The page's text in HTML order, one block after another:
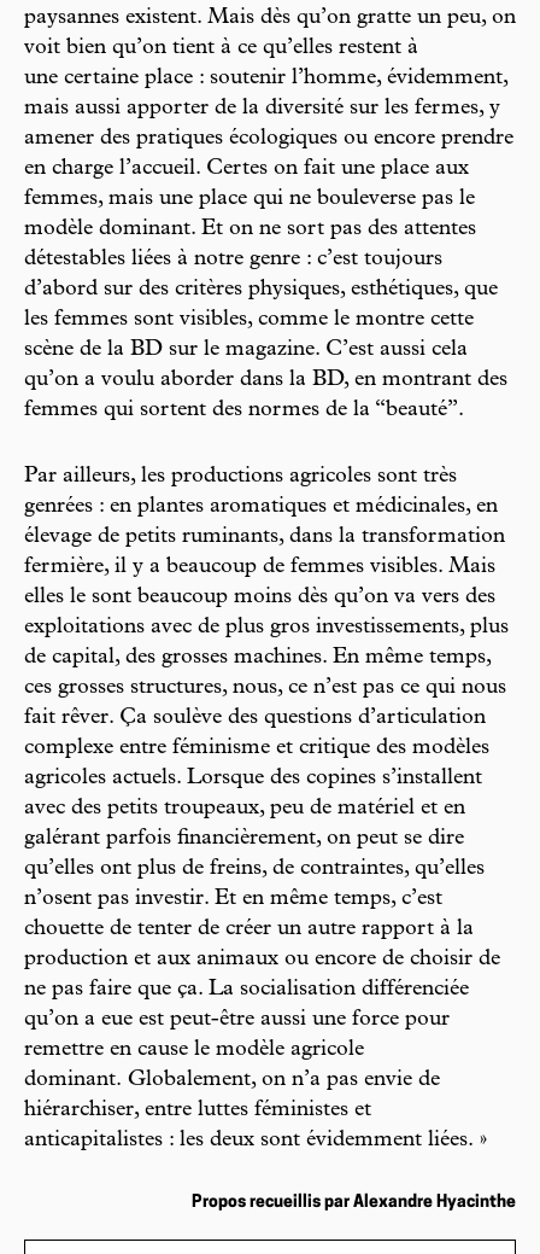
paysannes existent. Mais dès qu’on gratte un peu, on
voit bien qu’on tient à ce qu’elles restent à
une certaine place : soutenir l’homme, évidemment,
mais aussi apporter de la diversité sur les fermes, y
amener des pratiques écologiques ou encore prendre
en charge l’accueil. Certes on fait une place aux
femmes, mais une place qui ne bouleverse pas le
modèle dominant. Et on ne sort pas des attentes
détestables liées à notre genre : c’est toujours
d’abord sur des critères physiques, esthétiques, que
les femmes sont visibles, comme le montre cette
scène de la BD sur le magazine. C’est aussi cela
qu’on a voulu aborder dans la BD, en montrant des
femmes qui sortent des normes de la “beauté”.
Par ailleurs, les productions agricoles sont très
genrées : en plantes aromatiques et médicinales, en
élevage de petits ruminants, dans la transformation
fermière, il y a beaucoup de femmes visibles. Mais
elles le sont beaucoup moins dès qu’on va vers des
exploitations avec de plus gros investissements, plus
de capital, des grosses machines. En même temps,
ces grosses structures, nous, ce n’est pas ce qui nous
fait rêver. Ça soulève des questions d’articulation
complexe entre féminisme et critique des modèles
agricoles actuels. Lorsque des copines s’installent
avec des petits troupeaux, peu de matériel et en
galérant parfois financièrement, on peut se dire
qu’elles ont plus de freins, de contraintes, qu’elles
n’osent pas investir. Et en même temps, c’est
chouette de tenter de créer un autre rapport à la
production et aux animaux ou encore de choisir de
ne pas faire que ça. La socialisation différenciée
qu’on a eue est peut-être aussi une force pour
remettre en cause le modèle agricole
dominant. Globalement, on n’a pas envie de
hiérarchiser, entre luttes féministes et
anticapitalistes : les deux sont évidemment liées. »
Propos recueillis par Alexandre Hyacinthe